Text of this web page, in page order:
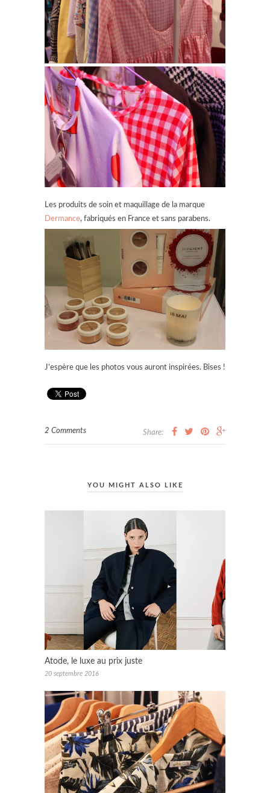
Les produits de soin et maquillage de la marque
Dermance, fabriqués en France et sans parabens.
J’espère que les photos vous auront inspirées. Bises !
2 Comments Share:
YOU MIGHT ALSO LIKE
Atode, le luxe au prix juste
20 septembre 2016